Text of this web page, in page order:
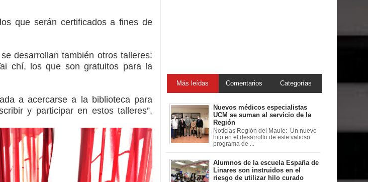
que serán certificados a fines de
desarrollan también otros talleres:
chí, los que son gratuitos para la
a acercarse a la biblioteca para
y participar en estos talleres”,
Más leídas Comentarios Categorías
Nuevos médicos especialistas
UCM se suman al servicio de la
Región
Noticias Región del Maule: Un nuevo
hito en el desarrollo de este valioso
programa de ...
Alumnos de la escuela España de
Linares son instruidos en el
riesgo de utilizar hilo curado